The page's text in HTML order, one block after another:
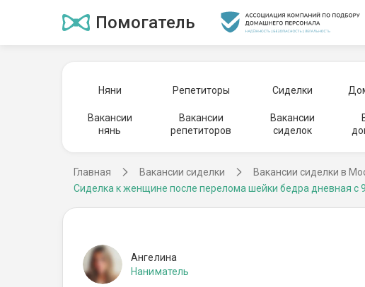
Помогатель
Няни Репетиторы Сиделки
Вакансии
нянь
Вакансии
репетиторов
Вакансии
сиделок
Главная Вакансии сиделки Вакансии сиделки в
Сиделка к женщине после перелома шейки бедра дневная с
Ангелина
Наниматель